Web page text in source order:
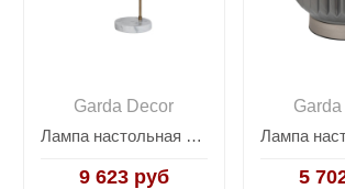
Garda Decor
Лампа настольная с матовым плафоном, золото 22-88228
9 623 руб 5